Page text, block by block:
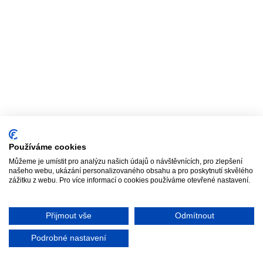
Používáme cookies
Můžeme je umístit pro analýzu našich údajů o návštěvnících, pro zlepšení
našeho webu, ukázání personalizovaného obsahu a pro poskytnutí skvělého
zážitku z webu. Pro více informací o cookies používáme otevřené nastavení.
Přijmout vše Odmítnout
Podrobné nastavení